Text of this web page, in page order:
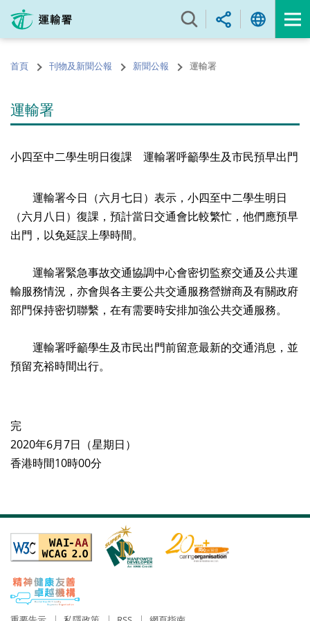
內
的首頁 刊物及新聞公報 新聞公報 運輸署
運輸署
小四至中二學生明日復課 運輸署呼籲學生及市民預早出門
運輸署今日（六月七日）表示，小四至中二學生明日
（六月八日）復課，預計當日交通會比較繁忙，他們應預早
出門，以免延誤上學時間。
運輸署緊急事故交通協調中心會密切監察交通及公共運
輸服務情況，亦會與各主要公共交通服務營辦商及有關政府
部門保持密切聯繫，在有需要時安排加強公共交通服務。
運輸署呼籲學生及市民出門前留意最新的交通消息，並
預留充裕時間出行。
完
2020年6月7日（星期日）
香港時間10時00分